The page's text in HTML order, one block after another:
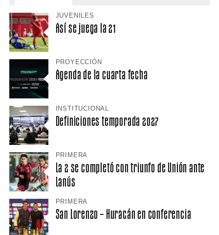
JUVENILES
Así se juega la 21
PROYECCIÓN
Agenda de la cuarta fecha
INSTITUCIONAL
Definiciones temporada 2027
PRIMERA
La 2 se completó con triunfo de Unión ante
Lanús
PRIMERA
San Lorenzo – Huracán en conferencia